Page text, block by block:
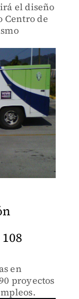
el diseño
Centro de
en
proyectos